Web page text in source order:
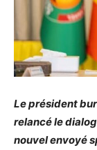
Le président
relancé le
nouvel envoyé